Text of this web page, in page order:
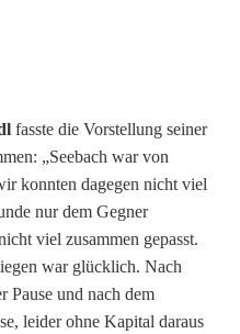
fasste die Vorstellung seiner
„Seebach war von
konnten dagegen nicht viel
nur dem Gegner
viel zusammen gepasst.
war glücklich. Nach
Pause und nach dem
leider ohne Kapital daraus